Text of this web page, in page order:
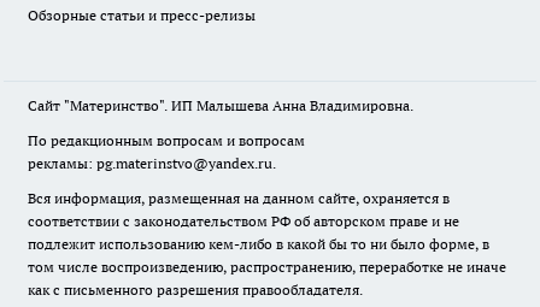
Обзорные статьи и пресс-релизы
Сайт "Материнство". ИП Малышева Анна Владимировна.
По редакционным вопросам и вопросам
рекламы: pg.materinstvo@yandex.ru.
Вся информация, размещенная на данном сайте, охраняется в
соответствии с законодательством РФ об авторском праве и не
подлежит использованию кем-либо в какой бы то ни было форме, в
том числе воспроизведению, распространению, переработке не иначе
как с письменного разрешения правообладателя.